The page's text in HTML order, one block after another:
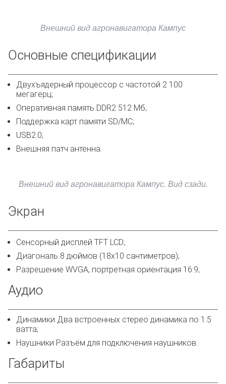
Внешний вид агронавигатора Кампус
Основные спецификации
Двухъядерный процессор с частотой 2 100
мегагерц;
Оперативная память DDR2 512 Мб;
Поддержка карт памяти SD/MC;
USB2.0;
Внешняя патч антенна.
Внешний вид агронавигатора Кампус. Вид сзади.
Экран
Сенсорный дисплей TFT LCD;
Диагональ 8 дюймов (18х10 сантиметров);
Разрешение WVGA, портретная ориентация 16:9;
Аудио
Динамики Два встроенных стерео динамика по 1.5
ватта;
Наушники Разъём для подключения наушников.
Габариты